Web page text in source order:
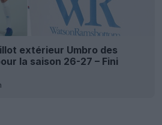
extérieur Umbro des
la saison 26-27 – Fini